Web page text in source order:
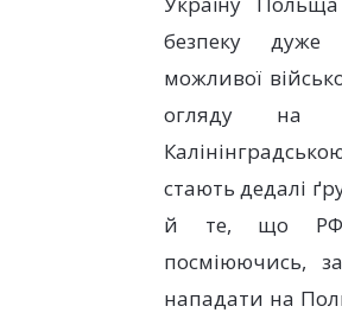
безпеку дуже
можливої
огляду на
стають дедалі
й те, що РФ
посміюючись,
нападати на